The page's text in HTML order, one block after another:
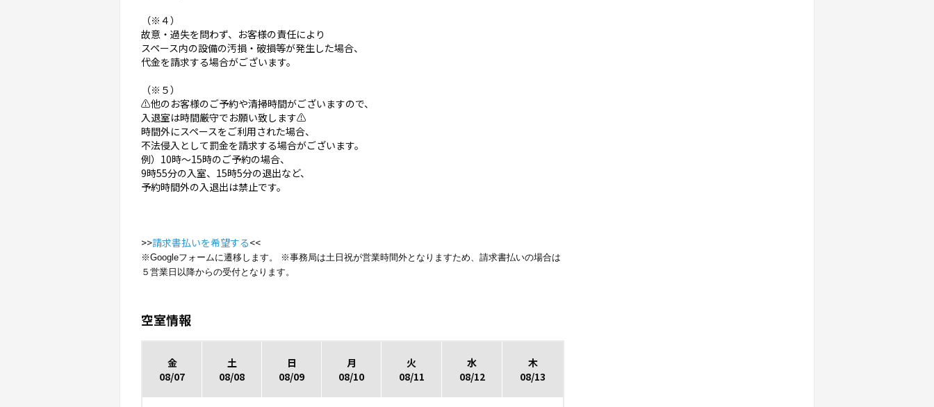
（※４）
故意・過失を問わず、お客様の責任により
スペース内の設備の汚損・破損等が発生した場合、
代金を請求する場合がございます。
（※５）
⚠️他のお客様のご予約や清掃時間がございますので、
入退室は時間厳守でお願い致します⚠️
時間外にスペースをご利用された場合、
不法侵入として罰金を請求する場合がございます。
例）10時〜15時のご予約の場合、
9時55分の入室、15時5分の退出など、
予約時間外の入退出は禁止です。
>>請求書払いを希望する<<
※Googleフォームに遷移します。 ※事務局は土日祝が営業時間外となりますため、請求書払いの場合は
５営業日以降からの受付となります。
空室情報
金
08/07
土
08/08
日
08/09
月
08/10
火
08/11
水
08/12
木
08/13